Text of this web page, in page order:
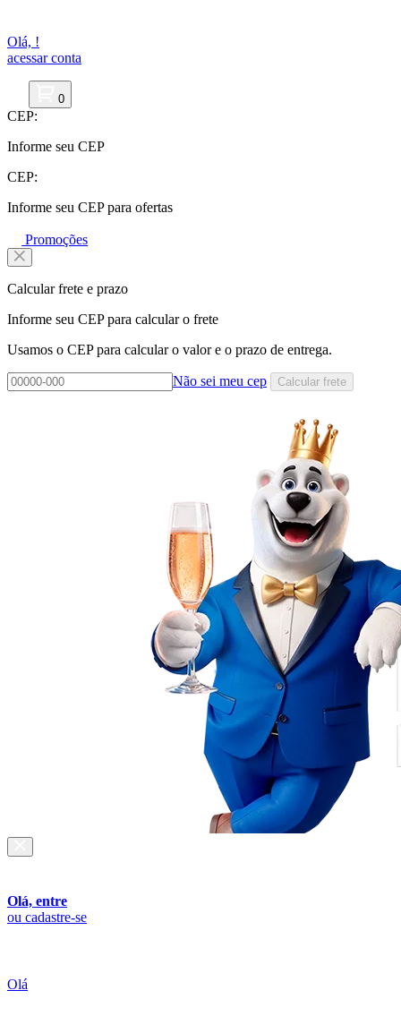
Olá, !
acessar conta
0
CEP:
Informe seu CEP
CEP:
Informe seu CEP para ofertas
Promoções
Calcular frete e prazo
Informe seu CEP para calcular o frete
Usamos o CEP para calcular o valor e o prazo de entrega.
Não sei meu cep Calcular frete
Olá, entre
ou cadastre-se
Olá